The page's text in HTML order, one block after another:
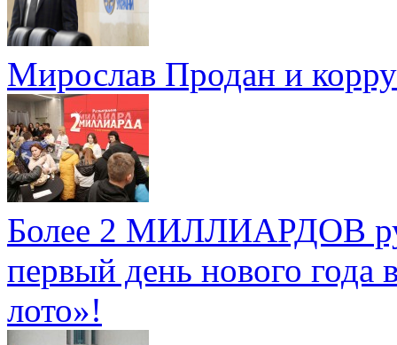
Мирослав Продан и
Более 2 МИЛЛИАРДОВ
первый день нового года
лото»!